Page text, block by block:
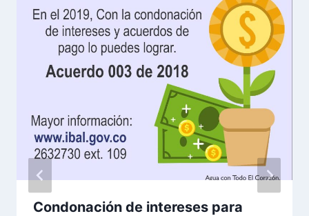
Condonación de intereses para